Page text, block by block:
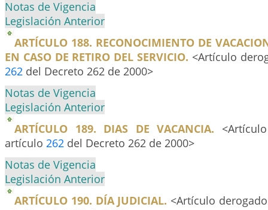
Notas de Vigencia
Legislación Anterior
ARTÍCULO 188. RECONOCIMIENTO DE
EN CASO DE RETIRO DEL SERVICIO. <Artículo
262 del Decreto 262 de 2000>
Notas de Vigencia
Legislación Anterior
ARTÍCULO 189. DIAS DE VACANCIA.
artículo 262 del Decreto 262 de 2000>
Notas de Vigencia
Legislación Anterior
ARTÍCULO 190. DÍA JUDICIAL. <Artículo